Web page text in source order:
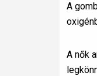
A
A nők